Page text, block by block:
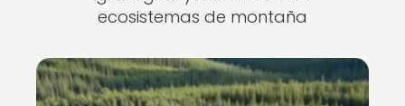
ecosistemas de montaña